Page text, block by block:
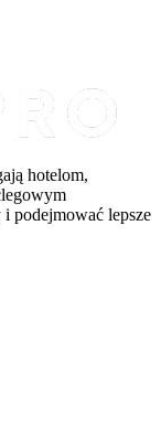
hotelom,
podejmować lepsze